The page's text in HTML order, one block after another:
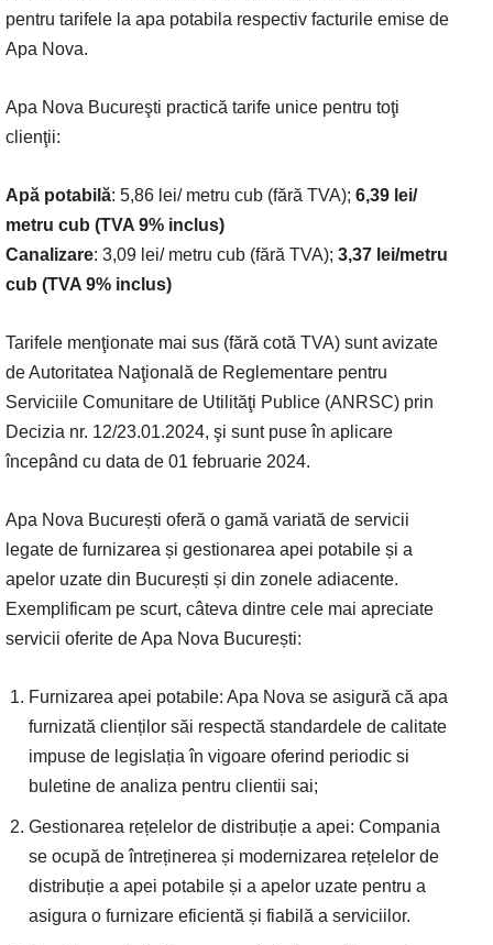
pentru tarifele la apa potabila respectiv facturile emise de
Apa Nova.
Apa Nova Bucureşti practică tarife unice pentru toţi
clienţii:
Apă potabilă: 5,86 lei/ metru cub (fără TVA); 6,39 lei/
metru cub (TVA 9% inclus)
Canalizare: 3,09 lei/ metru cub (fără TVA); 3,37 lei/metru
cub (TVA 9% inclus)
Tarifele menţionate mai sus (fără cotă TVA) sunt avizate
de Autoritatea Naţională de Reglementare pentru
Serviciile Comunitare de Utilităţi Publice (ANRSC) prin
Decizia nr. 12/23.01.2024, şi sunt puse în aplicare
începând cu data de 01 februarie 2024.
Apa Nova București oferă o gamă variată de servicii
legate de furnizarea și gestionarea apei potabile și a
apelor uzate din București și din zonele adiacente.
Exemplificam pe scurt, câteva dintre cele mai apreciate
servicii oferite de Apa Nova București:
Furnizarea apei potabile: Apa Nova se asigură că apa
furnizată clienților săi respectă standardele de calitate
impuse de legislația în vigoare oferind periodic si
buletine de analiza pentru clientii sai;
Gestionarea rețelelor de distribuție a apei: Compania
se ocupă de întreținerea și modernizarea rețelelor de
distribuție a apei potabile și a apelor uzate pentru a
asigura o furnizare eficientă și fiabilă a serviciilor.